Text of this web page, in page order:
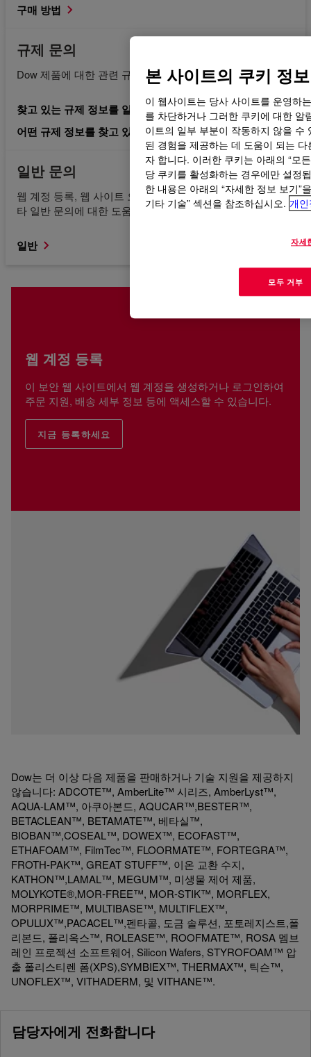
구매 방법
규제 문의
Dow 제품에 대한 관련 규제 문서를 요청합니다.
찾고 있는 규제 정보를 알고 있습니다.
어떤 규제 정보를 찾고 있는지 모르겠습니다.
일반 문의
웹 계정 등록, 웹 사이트 오류, 콘텐츠 액세스 또는 찾기 및 기
타 일반 문의에 대한 도움을 받으십시오.
일반
웹 계정 등록
이 보안 웹 사이트에서 웹 계정을 생성하거나 로그인하여
주문 지원, 배송 세부 정보 등에 액세스할 수 있습니다.
지금 등록하세요
Dow는 더 이상 다음 제품을 판매하거나 기술 지원을 제공하지
않습니다: ADCOTE™, AmberLite™ 시리즈, AmberLyst™,
AQUA-LAM™, 아쿠아본드, AQUCAR™,BESTER™,
BETACLEAN™, BETAMATE™, 베타실™,
BIOBAN™,COSEAL™, DOWEX™, ECOFAST™,
ETHAFOAM™, FilmTec™, FLOORMATE™, FORTEGRA™,
FROTH-PAK™, GREAT STUFF™, 이온 교환 수지,
KATHON™,LAMAL™, MEGUM™, 미생물 제어 제품,
MOLYKOTE®,MOR-FREE™, MOR-STIK™, MORFLEX,
MORPRIME™, MULTIBASE™, MULTIFLEX™,
OPULUX™,PACACEL™,펜타콜, 도금 솔루션, 포토레지스트,폴
리본드, 폴리옥스™, ROLEASE™, ROOFMATE™, ROSA 멤브
레인 프로젝션 소프트웨어, Silicon Wafers, STYROFOAM™ 압
출 폴리스티렌 폼(XPS),SYMBIEX™, THERMAX™, 틱슨™,
UNOFLEX™, VITHADERM, 및 VITHANE™.
담당자에게 전화합니다
본 사이트의 쿠키 정보
이 웹사이트는 당사 사이트를 운영하
를 차단하거나 그러한 쿠키에 대한
이트의 일부 부분이 작동하지 않을
된 경험을 제공하는 데 도움이 되는
자 합니다. 이러한 쿠키는 아래의 “모
당 쿠키를 활성화하는 경우에만 설정
한 내용은 아래의 “자세한 정보 보기”
기타 기술” 섹션을 참조하십시오. 개
자세
모두 거부